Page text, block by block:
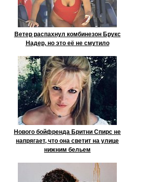
Ветер распахнул комбинезон Брукс
Надер, но это её не смутило
Нового бойфренда Бритни Спирс не
напрягает, что она светит на улице
нижним бельем